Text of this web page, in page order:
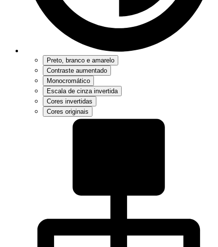
Preto, branco e amarelo
Contraste aumentado
Monocromático
Escala de cinza invertida
Cores invertidas
Cores originais